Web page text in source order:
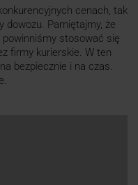
cenach, tak
dowozu. Pamiętajmy, że
powinniśmy stosować się
firmy kurierskie. W ten
bezpiecznie i na czas.